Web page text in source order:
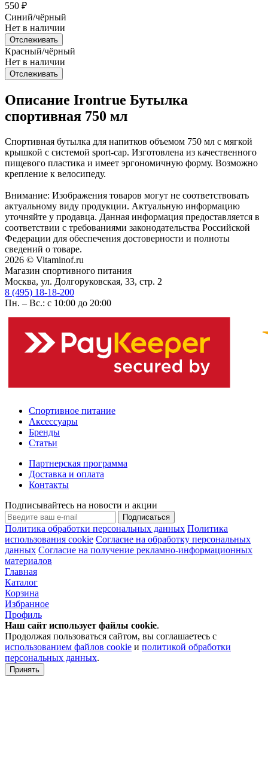
550 ₽
Синий/чёрный
Нет в наличии
Отслеживать
Красный/чёрный
Нет в наличии
Отслеживать
Описание Irontrue Бутылка
спортивная 750 мл
Спортивная бутылка для напитков объемом 750 мл с мягкой
крышкой с системой sport-cap. Изготовлена из качественного
пищевого пластика и имеет эргономичную форму. Возможно
крепление к велосипеду.
Внимание: Изображения товаров могут не соответствовать
актуальному виду продукции. Актуальную информацию
уточняйте у продавца. Данная информация предоставляется в
соответствии с требованиями законодательства Российской
Федерации для обеспечения достоверности и полноты
сведений о товаре.
2026 © Vitaminof.ru
Магазин спортивного питания
Москва, ул. Долгоруковская, 33, стр. 2
8 (495) 18-18-200
Пн. – Вс.: с 10:00 до 20:00
Спортивное питание
Аксессуары
Бренды
Статьи
Партнерская программа
Доставка и оплата
Контакты
Подписывайтесь на новости и акции
Подписаться
Политика обработки персональных данных Политика
использования cookie Согласие на обработку персональных
данных Согласие на получение рекламно-информационных
материалов
Главная
Каталог
Корзина
Избранное
Профиль
Наш сайт использует файлы cookie.
Продолжая пользоваться сайтом, вы соглашаетесь с
использованием файлов cookie и политикой обработки
персональных данных.
Принять